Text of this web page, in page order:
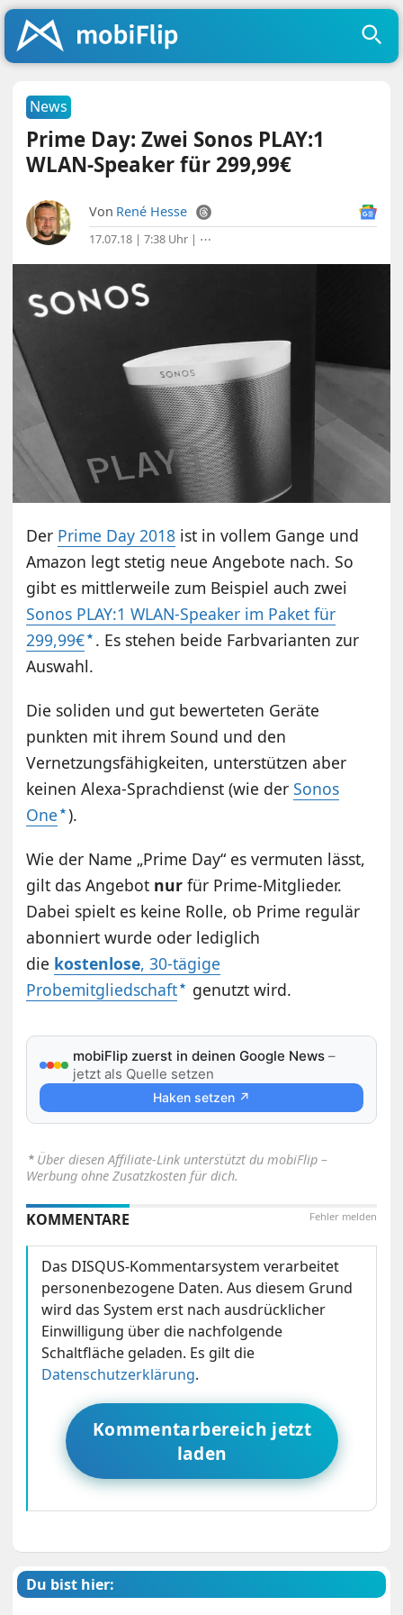
News
Prime Day: Zwei Sonos PLAY:1
WLAN-Speaker für 299,99€
Von René Hesse
17.07.18 | 7:38 Uhr | ⋯
Der Prime Day 2018 ist in vollem Gange und
Amazon legt stetig neue Angebote nach. So
gibt es mittlerweile zum Beispiel auch zwei
Sonos PLAY:1 WLAN-Speaker im Paket für
299,99€ . Es stehen beide Farbvarianten zur
Auswahl.
Die soliden und gut bewerteten Geräte
punkten mit ihrem Sound und den
Vernetzungsfähigkeiten, unterstützen aber
keinen Alexa-Sprachdienst (wie derSonos
One ).
Wie der Name „Prime Day“ es vermuten lässt,
gilt das Angebot nur für Prime-Mitglieder.
Dabei spielt es keine Rolle, ob Prime regulär
abonniert wurde oder lediglich
die kostenlose, 30-tägige
Probemitgliedschaft
genutzt wird.
mobiFlip zuerst in deinen Google News –
jetzt als Quelle setzen
Haken setzen ↗
⋆ Über diesen Affiliate-Link unterstützt du mobiFlip –
Werbung ohne Zusatzkosten für dich.
Fehler melden
KOMMENTARE
Das DISQUS-Kommentarsystem verarbeitet
personenbezogene Daten. Aus diesem Grund
wird das System erst nach ausdrücklicher
Einwilligung über die nachfolgende
Schaltfläche geladen. Es gilt die
Datenschutzerklärung.
Kommentarbereich jetzt
laden
Du bist hier: